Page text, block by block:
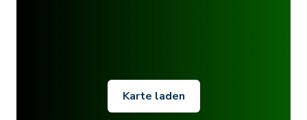
Karte laden